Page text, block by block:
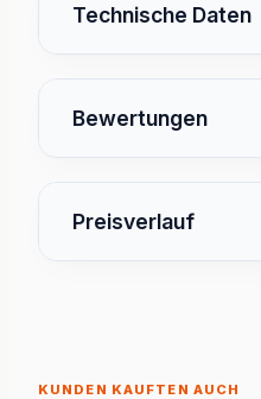
Technische Daten
Bewertungen
Preisverlauf
KUNDEN KAUFTEN AUCH